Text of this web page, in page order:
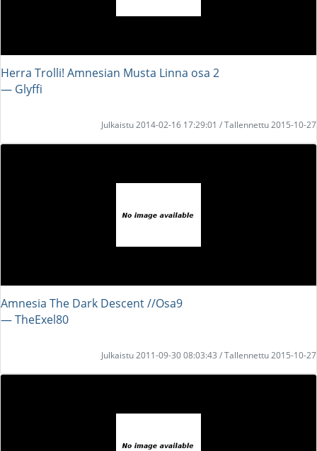
Herra Trolli! Amnesian Musta Linna osa 2
― Glyffi
Julkaistu 2014-02-16 17:29:01 / Tallennettu 2015-10-27
Amnesia The Dark Descent //Osa9
― TheExel80
Julkaistu 2011-09-30 08:03:43 / Tallennettu 2015-10-27